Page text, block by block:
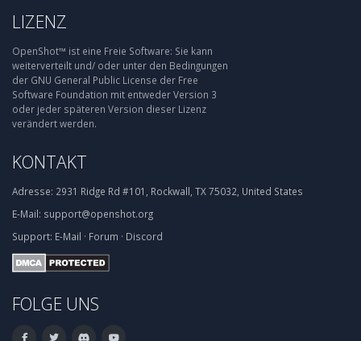
LIZENZ
OpenShot™ ist eine Freie Software: Sie kann
weiterverteilt und/ oder unter den Bedingungen
der GNU General Public License der Free
Software Foundation mit entweder Version 3
oder jeder späteren Version dieser Lizenz
verändert werden.
KONTAKT
Adresse: 2931 Ridge Rd #101, Rockwall, TX 75032, United States
E-Mail: support@openshot.org
Support: E-Mail · Forum · Discord
FOLGE UNS